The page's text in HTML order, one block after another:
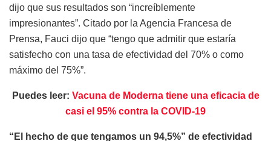
dijo que sus resultados son “increíblemente
impresionantes”. Citado por la Agencia Francesa de
Prensa, Fauci dijo que “tengo que admitir que estaría
satisfecho con una tasa de efectividad del 70% o como
máximo del 75%”.
Puedes leer: Vacuna de Moderna tiene una eficacia de
casi el 95% contra la COVID-19
“El hecho de que tengamos un 94,5%” de efectividad